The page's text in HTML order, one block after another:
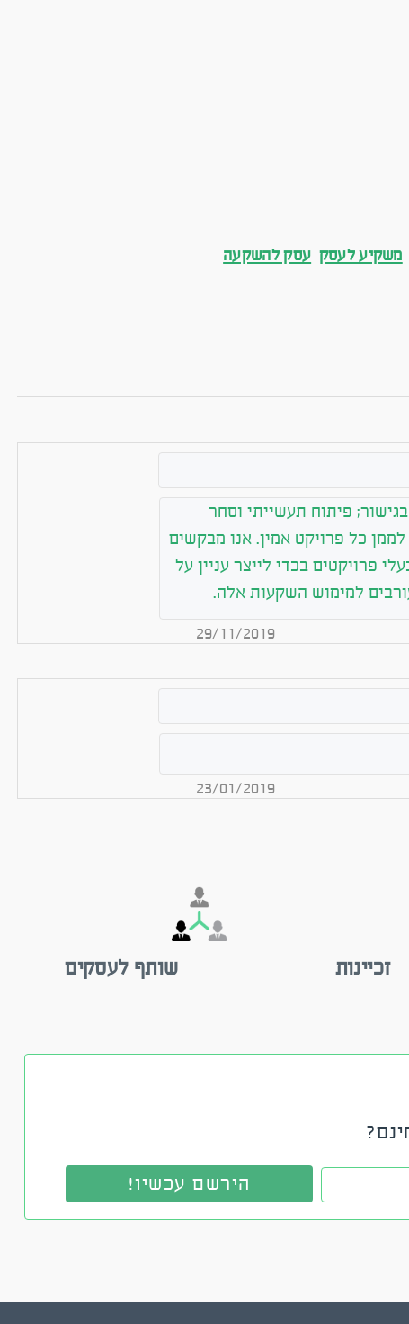
משקיע לעסק עסק להשקעה
פיתוח תעשייתי וסחר
כל פרויקט אמין. אנו מבקשים
פרויקטים בכדי לייצר עניין על
למימוש השקעות אלה.
29/11/2019
23/01/2019
זכיינות שותף לעסקים